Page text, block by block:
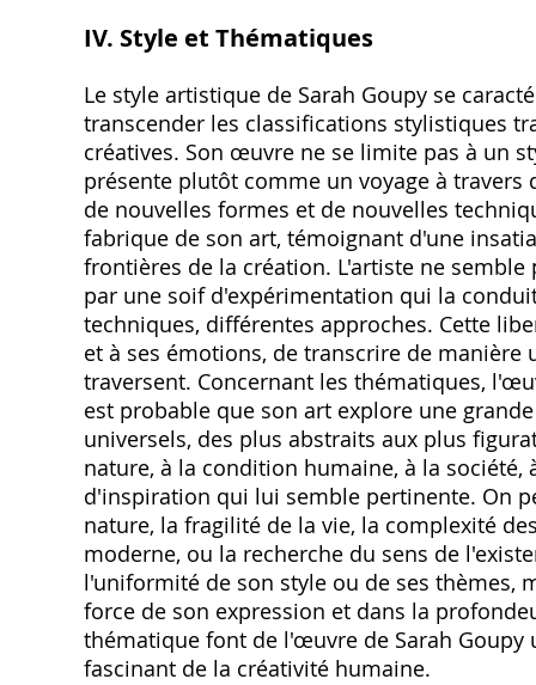
IV. Style et Thématiques
Le style artistique de Sarah Goupy se
transcender les classifications stylistiques
créatives. Son œuvre ne se limite pas à un
présente plutôt comme un voyage à travers
de nouvelles formes et de nouvelles
fabrique de son art‚ témoignant d'une
frontières de la création. L'artiste ne
par une soif d'expérimentation qui la
techniques‚ différentes approches. Cette
et à ses émotions‚ de transcrire de
traversent. Concernant les thématiques‚
est probable que son art explore une
universels‚ des plus abstraits aux plus
nature‚ à la condition humaine‚ à la
d'inspiration qui lui semble pertinente. On
nature‚ la fragilité de la vie‚ la complexité
moderne‚ ou la recherche du sens de
l'uniformité de son style ou de ses thèmes‚
force de son expression et dans la
thématique font de l'œuvre de Sarah
fascinant de la créativité humaine.